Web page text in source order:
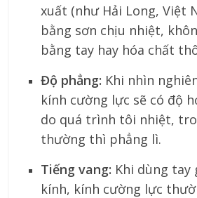
xuất (như Hải Long, Việt
bằng sơn chịu nhiệt,
bằng tay hay hóa chất
Độ phẳng: Khi nhìn
kính cường lực sẽ có độ
do quá trình tôi nhiệt,
thường thì phẳng lì.
Tiếng vang: Khi dùng tay
kính, kính cường lực